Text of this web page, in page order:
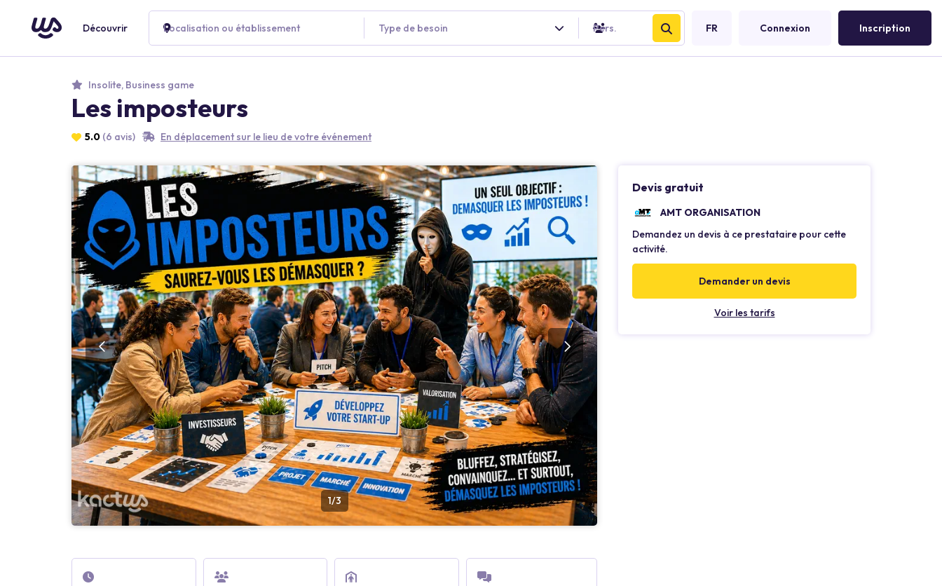
Découvrir Localisation ou établissement Type de besoin Pers. FR Connexion Inscription
Insolite, Business game
Les imposteurs
5.0 (6 avis) En déplacement sur le lieu de votre événement
1/3
Devis gratuit
AMT ORGANISATION
Demandez un devis à ce prestataire pour cette
activité.
Demander un devis
Voir les tarifs